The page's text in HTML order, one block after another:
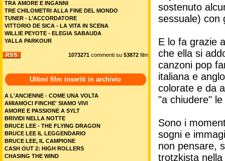
sostenuto
sessuale) con
E lo fa grazie
che ella si
canzoni pop
italiana e
colorate e da
"a chiudere"
Sono i
sogni e
non pensare,
trotzkista
TRA AMORE E INGANNI
TRE CHILOMETRI ALLA FINE DEL MONDO
TUNER - L’ACCORDATORE
VITTORIO DE SICA - LA VITA IN SCENA
WILLIE PEYOTE - ELEGIA SABAUDA
YALLA PARKOUR
1073271 commenti su 53872 film
Ultimi film inseriti in archivio
A L'ANCIENNE - COME UNA VOLTA
AMIAMOCI FINCHE' SIAMO VIVI
AMORE E PASSIONE A SYLT
BRIVIDI NELLA NOTTE
BRUCE LEE - THE FLYING DRAGON
BRUCE LEE IL LEGGENDARIO
BRUCE LEE, IL CAMPIONE
CASH OUT 2: HIGH ROLLERS
CHASING THE WIND